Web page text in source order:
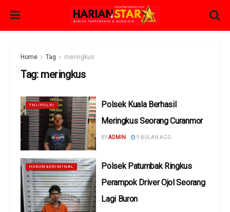
Home Tag meringkus
Tag: meringkus
TNI/POLRI
Polsek Kuala Berhasil
Meringkus Seorang Curanmor
BYADMIN 9 BULAN AGO
HUKUM&KRIMINAL
Polsek Patumbak Ringkus
Perampok Driver Ojol Seorang
Lagi Buron